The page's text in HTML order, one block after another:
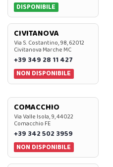
DISPONIBILE
CIVITANOVA
Via S. Costantino, 98, 62012
Civitanova Marche MC
+39 349 28 11 427
NON DISPONIBILE
COMACCHIO
Via Valle Isola, 9, 44022
Comacchio FE
+39 342 502 3959
NON DISPONIBILE